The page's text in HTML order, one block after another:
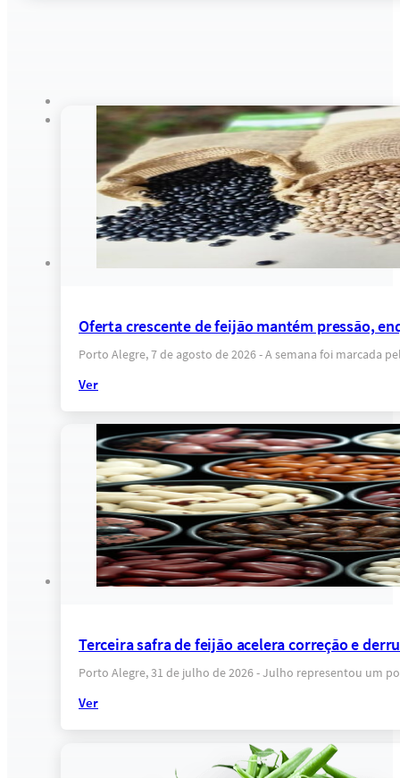
Oferta crescente de feijão mantém pressão,
Porto Alegre, 7 de agosto de 2026 - A semana foi marcada
Ver
Terceira safra de feijão acelera correção e
Porto Alegre, 31 de julho de 2026 - Julho representou um
Ver